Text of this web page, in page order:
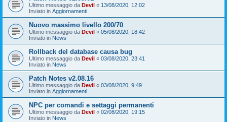
Ultimo messaggio da Devil « 13/08/2020, 12:02
Inviato in Aggiornamenti
Nuovo massimo livello 200/70
Ultimo messaggio da Devil « 05/08/2020, 18:42
Inviato in News
Rollback del database causa bug
Ultimo messaggio da Devil « 03/08/2020, 23:41
Inviato in News
Patch Notes v2.08.16
Ultimo messaggio da Devil « 03/08/2020, 9:49
Inviato in Aggiornamenti
NPC per comandi e settaggi permanenti
Ultimo messaggio da Devil « 02/08/2020, 19:15
Inviato in News